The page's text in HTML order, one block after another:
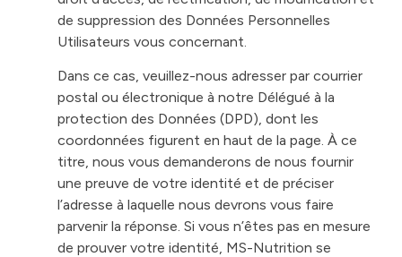
de suppression des Données Personnelles
Utilisateurs vous concernant.
Dans ce cas, veuillez-nous adresser par courrier
postal ou électronique à notre Délégué à la
protection des Données (DPD), dont les
coordonnées figurent en haut de la page. À ce
titre, nous vous demanderons de nous fournir
une preuve de votre identité et de préciser
l’adresse à laquelle nous devrons vous faire
parvenir la réponse. Si vous n’êtes pas en mesure
de prouver votre identité, MS-Nutrition se